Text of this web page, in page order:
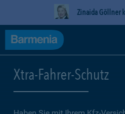
Zinaida Göllner
Xtra-Fahrer-Schutz